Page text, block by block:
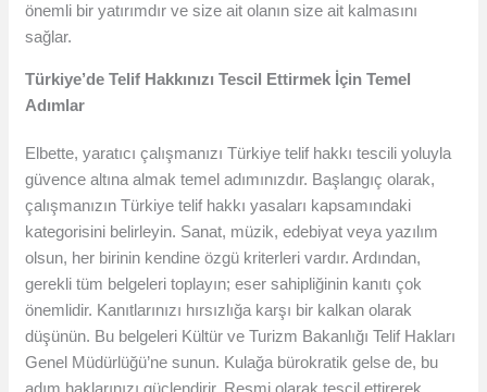
önemli bir yatırımdır ve size ait olanın size ait kalmasını
sağlar.
Türkiye’de Telif Hakkınızı Tescil Ettirmek İçin Temel
Adımlar
Elbette, yaratıcı çalışmanızı Türkiye telif hakkı tescili yoluyla
güvence altına almak temel adımınızdır. Başlangıç ​​olarak,
çalışmanızın Türkiye telif hakkı yasaları kapsamındaki
kategorisini belirleyin. Sanat, müzik, edebiyat veya yazılım
olsun, her birinin kendine özgü kriterleri vardır. Ardından,
gerekli tüm belgeleri toplayın; eser sahipliğinin kanıtı çok
önemlidir. Kanıtlarınızı hırsızlığa karşı bir kalkan olarak
düşünün. Bu belgeleri Kültür ve Turizm Bakanlığı Telif Hakları
Genel Müdürlüğü’ne sunun. Kulağa bürokratik gelse de, bu